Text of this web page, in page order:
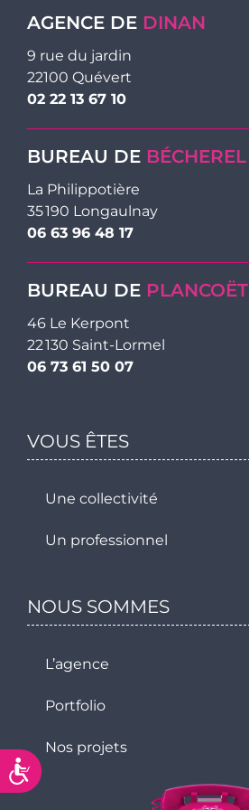
Accessibilité
AGENCE DE DINAN
9 rue du jardin
22100 Quévert
02 22 13 67 10
BUREAU DE BÉCHEREL
La Philippotière
35 190 Longaulnay
06 63 96 48 17
BUREAU DE PLANCOËT
46 Le Kerpont
22 130 Saint-Lormel
06 73 61 50 07
VOUS ÊTES
Une collectivité
Un professionnel
NOUS SOMMES
L’agence
Portfolio
Nos projets